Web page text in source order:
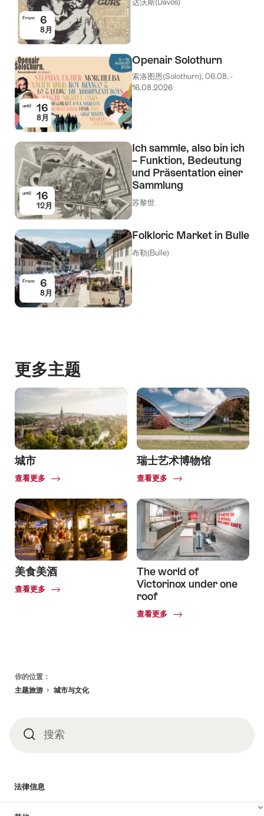
From 6
8月
达沃斯(Davos)
until 16
8月
Openair Solothurn
索洛图恩(Solothurn), 06.08. -
16.08.2026
until 16
12月
Ich sammle, also bin ich
– Funktion, Bedeutung
und Präsentation einer
Sammlung
苏黎世
From 6
8月
Folkloric Market in Bulle
布勒(Bulle)
更多主题
城市
查看更多
Common.Of
市
瑞士艺术博物馆
查看更多
Common.Of
士
艺
术
博
物
馆
美食美酒
查看更多
Common.Of
The world of
Victorinox under one
roof
查看更多
Common.Of
你的位置：
主题旅游
城市与文化
搜 搜索
法律信息